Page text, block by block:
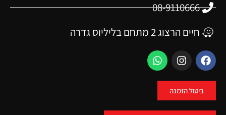
08-9110666
חיים הרצוג 2 מתחם בליליוס גדרה
ביטול הזמנה